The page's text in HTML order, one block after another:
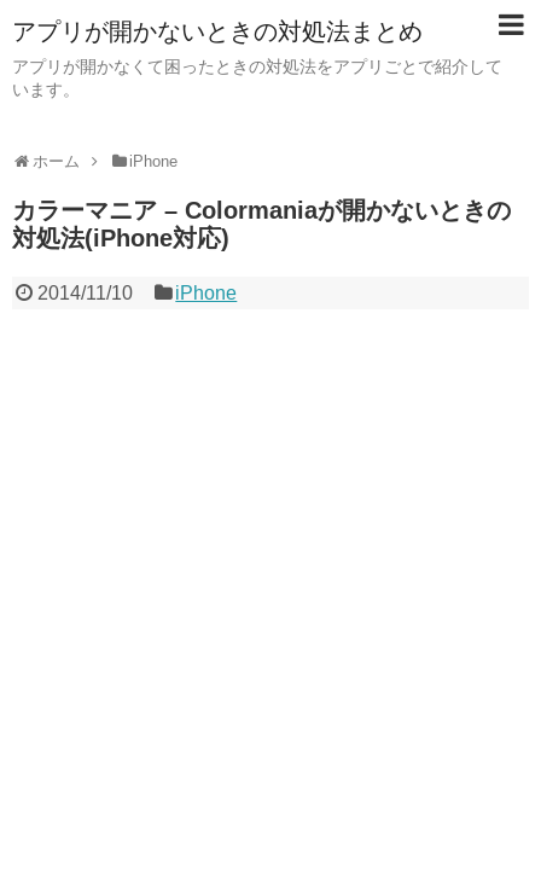
アプリが開かないときの対処法まとめ
アプリが開かなくて困ったときの対処法をアプリごとで紹介して
います。
ホーム iPhone
カラーマニア – Colormaniaが開かないときの
対処法(iPhone対応)
2014/11/10 iPhone